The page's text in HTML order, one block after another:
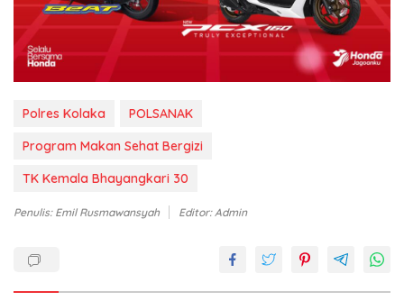
Polres Kolaka
POLSANAK
Program Makan Sehat Bergizi
TK Kemala Bhayangkari 30
Penulis: Emil Rusmawansyah Editor: Admin